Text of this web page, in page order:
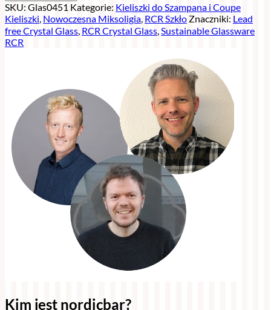
SKU: Glas0451 Kategorie: Kieliszki do Szampana i Coupe
Kieliszki, Nowoczesna Miksoligia, RCR Szkło Znaczniki: Lead
free Crystal Glass, RCR Crystal Glass,Sustainable Glassware
RCR
Kim jest nordicbar?